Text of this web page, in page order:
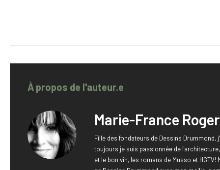
À propos de l'auteur.e
Marie-France Roger
Fille des fondateurs de Dessins Drummond,
toujours je suis passionnée de
et le bon vin, les romans de Musso et